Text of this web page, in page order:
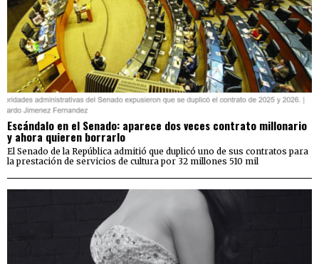
Escándalo en el Senado: aparece dos veces contrato millonario
y ahora quieren borrarlo
El Senado de la República admitió que duplicó uno de sus contratos para
la prestación de servicios de cultura por 32 millones 510 mil